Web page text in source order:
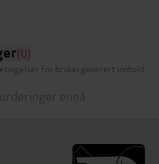
(0)
for brukergenerert innhold
ennå